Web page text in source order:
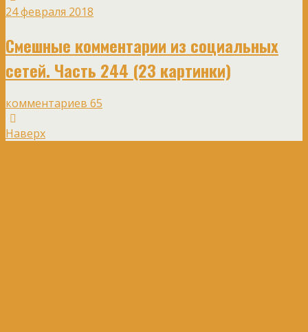
24 февраля 2018
Смешные комментарии из социальных
сетей. Часть 244 (23 картинки)
комментариев 65
Наверх